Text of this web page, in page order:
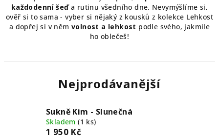
každodenní šeďa rutinu všedního dne. Nevymýšlíme si,
ověř si to sama - vyber si nějaký z kousků z kolekce Lehkost
a dopřej si v něm volnost a lehkost podle svého, jakmile
ho oblečeš!
Nejprodávanější
Sukně Kim - Slunečná
Skladem(1 ks)
1 950 Kč